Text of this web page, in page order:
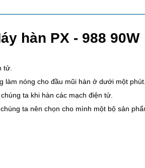
hàn PX - 988 90W
tử.
làm nóng cho đầu mũi hàn ở dưới một phút
ta khi hàn các mạch điện tử.
ta nên chọn cho mình một bộ sản